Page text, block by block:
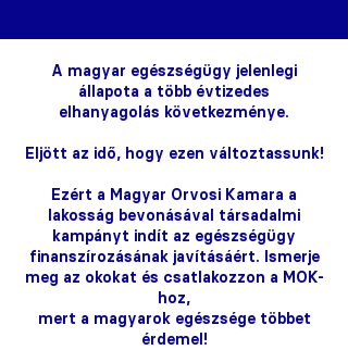
A magyar egészségügy jelenlegi
állapota a több évtizedes
elhanyagolás következménye.
Eljött az idő, hogy ezen változtassunk!
Ezért a Magyar Orvosi Kamara a
lakosság bevonásával társadalmi
kampányt indít az egészségügy
finanszírozásának javításáért. Ismerje
meg az okokat és csatlakozzon a MOK-
hoz,
mert a magyarok egészsége többet
érdemel!